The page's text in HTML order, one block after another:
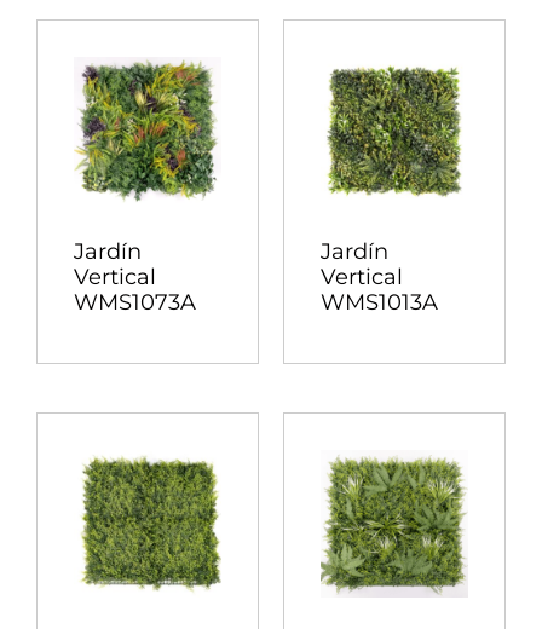
Jardín
Vertical
WMS1073A
Jardín
Vertical
WMS1013A